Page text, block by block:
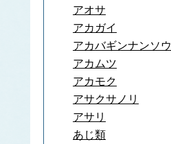
アオサ
アカガイ
アカバギンナンソウ
アカムツ
アカモク
アサクサノリ
アサリ
あじ類